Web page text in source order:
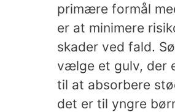
primære formål
er at minimere
skader ved fald.
vælge et gulv, der
til at absorbere
det er til yngre